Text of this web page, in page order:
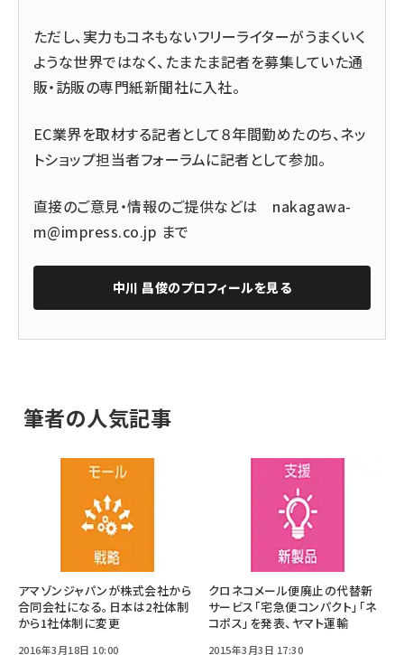
ただし、実力もコネもないフリーライターがうまくいく
ような世界ではなく、たまたま記者を募集していた通
販・訪販の専門紙新聞社に入社。
EC業界を取材する記者として８年間勤めたのち、ネッ
トショップ担当者フォーラムに記者として参加。
直接のご意見・情報のご提供などは nakagawa-
m@impress.co.jp まで
中川 昌俊のプロフィールを見る
筆者の人気記事
アマゾンジャパンが株式会社から
合同会社になる。日本は2社体制
から1社体制に変更
2016年3月18日 10:00
クロネコメール便廃止の代替新
サービス「宅急便コンパクト」「ネ
コポス」を発表、ヤマト運輸
2015年3月3日 17:30